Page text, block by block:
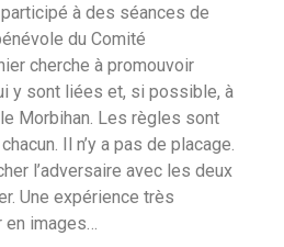
à des séances de
du Comité
cherche à promouvoir
y sont liées et, si possible, à
Morbihan. Les règles sont
Il n’y a pas de placage.
l’adversaire avec les deux
Une expérience très
images…